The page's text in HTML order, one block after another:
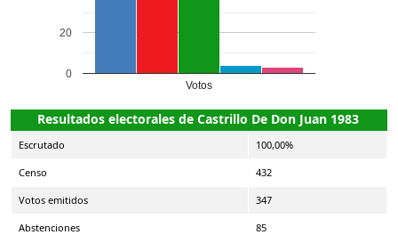
Votos
0
20
Resultados electorales de Castrillo De Don Juan 1983
Escrutado 100,00%
Censo 432
Votos emitidos 347
Abstenciones 85